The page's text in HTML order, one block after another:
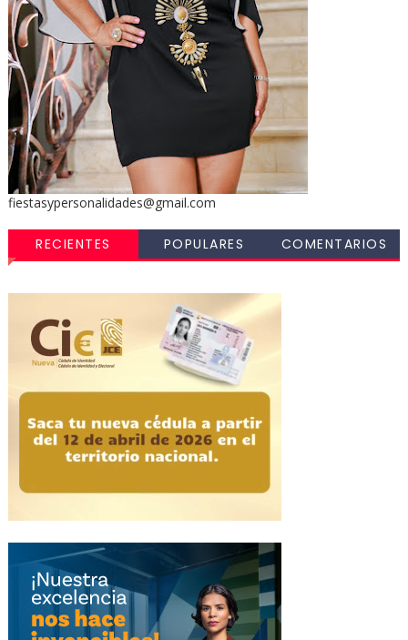
fiestasypersonalidades@gmail.com
RECIENTES POPULARES COMENTARIOS